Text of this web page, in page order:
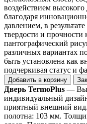
воздействием
благодаря
давлением, в
твердости и
пантографический
различных вариантах
быть установлена как
подчеркивая статус и
Добавить в корзину
Дверь TermoPlus —
индивидуальный
приятный внешний
полотна: 103 мм.